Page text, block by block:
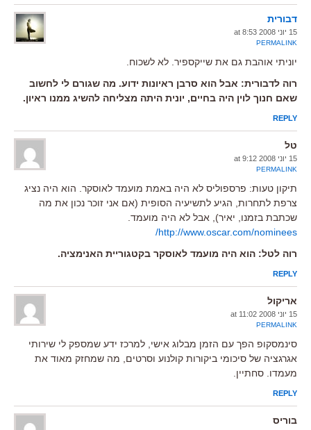
דבורית
15 יוני 2008 at 8:53
PERMALINK
יוניתי אוהבת גם את שייקספיר. לא לשכוח.
רוה לדבורית: אבל הוא סרבן ראיונות ידוע. מה שגורם לי לחשוב
שאם חנוך לוין היה בחיים, יונית היתה מצליחה להשיג ממנו ראיון.
REPLY
טל
15 יוני 2008 at 9:12
PERMALINK
תיקון טעות: פרספוליס לא היה באמת מועמד לאוסקר. הוא היה נציג
צרפת לתחרות, הגיע לתשיעיה הסופית (אם אני זוכר נכון את מה
שכתבת בזמנו, יאיר), אבל לא היה מועמד.
http://www.oscar.com/nominees/
רוה לטל: הוא היה מועמד לאוסקר בקטגוריית האנימציה.
REPLY
אריקול
15 יוני 2008 at 11:02
PERMALINK
סינמסקופ הפך עם הזמן מבלוג אישי, למרכז ידע שמספק לי שירותי
אגרגציה של סיכומי ביקורות קולנוע וסרטים, מה שמחזק מאוד את
מעמדו. סחתיין.
REPLY
בוריס